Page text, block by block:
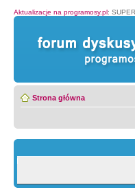
Aktualizacje na programosy.pl:
Strona główna